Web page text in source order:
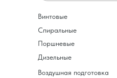
Винтовые
Спиральные
Поршневые
Дизельные
Воздушная подготовка